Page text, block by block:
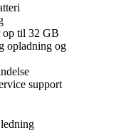
til 32 GB
opladning og
support